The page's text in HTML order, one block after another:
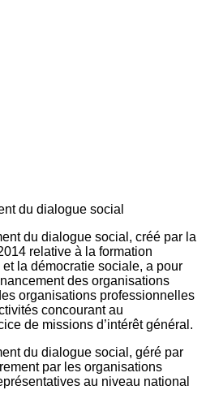
du dialogue social, créé par la
relative à la formation
la démocratie sociale, a pour
des organisations
organisations professionnelles
concourant au
de missions d’intérêt général.
du dialogue social, géré par
par les organisations
au niveau national